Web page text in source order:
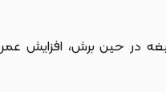
در حین برش، افزایش عمر